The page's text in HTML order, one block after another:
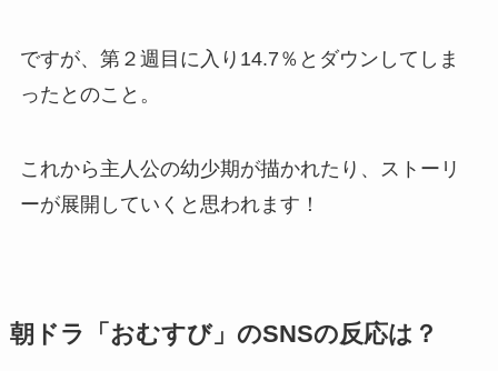
ですが、第２週目に入り14.7％とダウンしてしま
ったとのこと。
これから主人公の幼少期が描かれたり、ストーリ
ーが展開していくと思われます！
朝ドラ「おむすび」のSNSの反応は？